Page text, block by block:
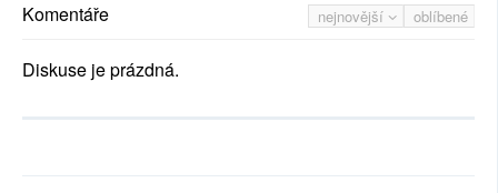
nejnovější oblíbené
Komentáře
Diskuse je prázdná.